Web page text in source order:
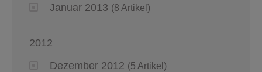
Januar 2013 (8 Artikel)
2012
Dezember 2012 (5 Artikel)